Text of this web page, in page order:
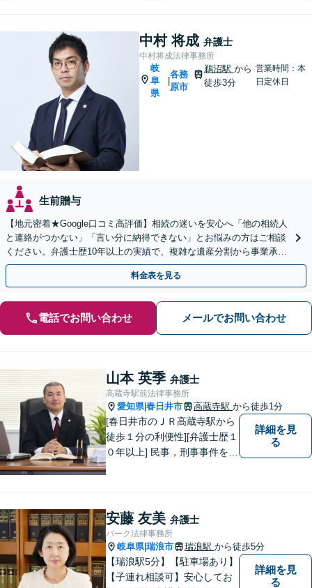
中村 将成 弁護士
中村将成法律事務所
岐
阜
県
各務
原市
鵜沼駅 から
徒歩3分
営業時間：本
日定休日
生前贈与
【地元密着★Google口コミ高評価】相続の迷いを安心へ「他の相続人
と連絡がつかない」「言い分に納得できない」とお悩みの方はご相談
ください。弁護士歴10年以上の実績で、複雑な遺産分割から事業承継
まで幅広く対応【休日・夜間相談可｜駐車場あり】
料金表を見る
電話でお問い合わせ メールでお問い合わせ
山本 英季 弁護士
高蔵寺駅前法律事務所
愛知県|春日井市 高蔵寺駅 から徒歩1分
[春日井市のＪＲ高蔵寺駅から
徒歩１分の利便性][弁護士歴１
０年以上] 民事，刑事事件を問
善の解決となることを目指し
ます。 一お困り事がございま
したらお気軽にご相談下さ
い。
詳細を見
る
安藤 友美 弁護士
パーク法律事務所
岐阜県|瑞浪市 瑞浪駅 から徒歩5分
【瑞浪駅5分】【駐車場あり】
【子連れ相談可】安心してお
詳細を見
る